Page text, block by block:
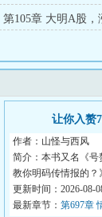
一个你想象不到的盛
第105章 大明A股，
让你入赘
作者：山怪与西风
简介：本书又名《
教你明码传情报的？
魂...
更新时间：2026-08-
最新章节： 第697章